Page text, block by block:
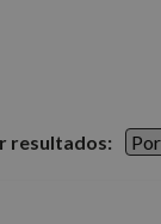
resultados: